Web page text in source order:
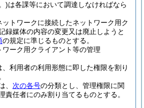
)は各課等において調達しなければなら
トワークに接続したネットワーク用ク
録媒体の内容の変更又は廃止しようと
の規定に準じるものとする。
ワーク用クライアント等の管理
利用者の利用形態に即した権限を割り
、 次の各号の分類とし、管理権限に関
責任者にのみ割り当てるものとする。